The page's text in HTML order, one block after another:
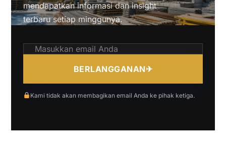
mendapatkan informasi dan insight
terbaru setiap minggunya.
BERLANGGANAN✈
Kami tidak akan membagikan email Anda ke pihak ketiga.